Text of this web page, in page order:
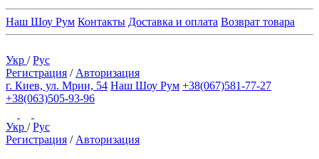
Наш Шоу Рум Контакты Доставка и оплата Возврат товара
Укр /Рус
Регистрация / Авторизация
г. Киев, ул. Мрии, 54 Наш Шоу Рум +38(067)581-77-27
+38(063)505-93-96
Укр /Рус
Регистрация / Авторизация